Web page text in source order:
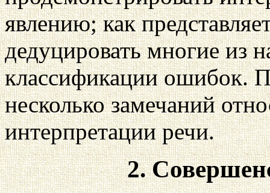
явлению; как
дедуцировать многие из
классификации ошибок.
несколько замечаний
интерпретации речи.
2.